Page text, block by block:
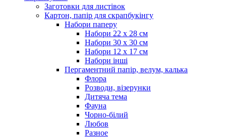
Заготовки для листівок
Картон, папір для скрапбукінгу
Набори паперу
Набори 22 х 28 см
Набори 30 х 30 см
Набори 12 х 17 см
Набори інші
Пергаментний папір, велум, калька
Флора
Розводи, візерунки
Дитяча тема
Фауна
Чорно-білий
Любов
Разное